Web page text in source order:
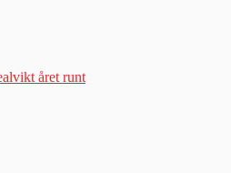
året runt